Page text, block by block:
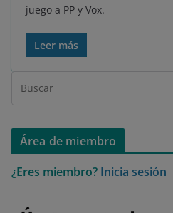
juego a PP y Vox.
Leer más
Área de miembro
¿Eres miembro? Inicia sesión